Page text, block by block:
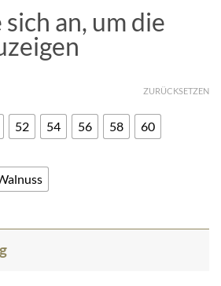
an, um die
52 54 56 58 60
ZURÜCKSETZEN